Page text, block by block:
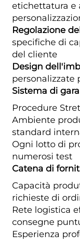
etichettatura e
Regolazione
specifiche di
del cliente
Design
personalizzate
Sistema di
Procedure
Ambiente
standard
Ogni lotto di
numerosi test
Catena di
Capacità
richieste di
Rete logistica
consegne
Esperienza